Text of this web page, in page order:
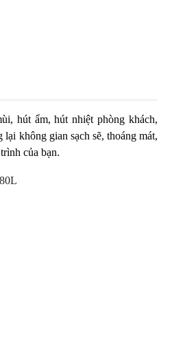
hút ẩm, hút nhiệt phòng khách,
không gian sạch sẽ, thoáng mát,
của bạn.
không gây tiếng ồn. Đây cũng là